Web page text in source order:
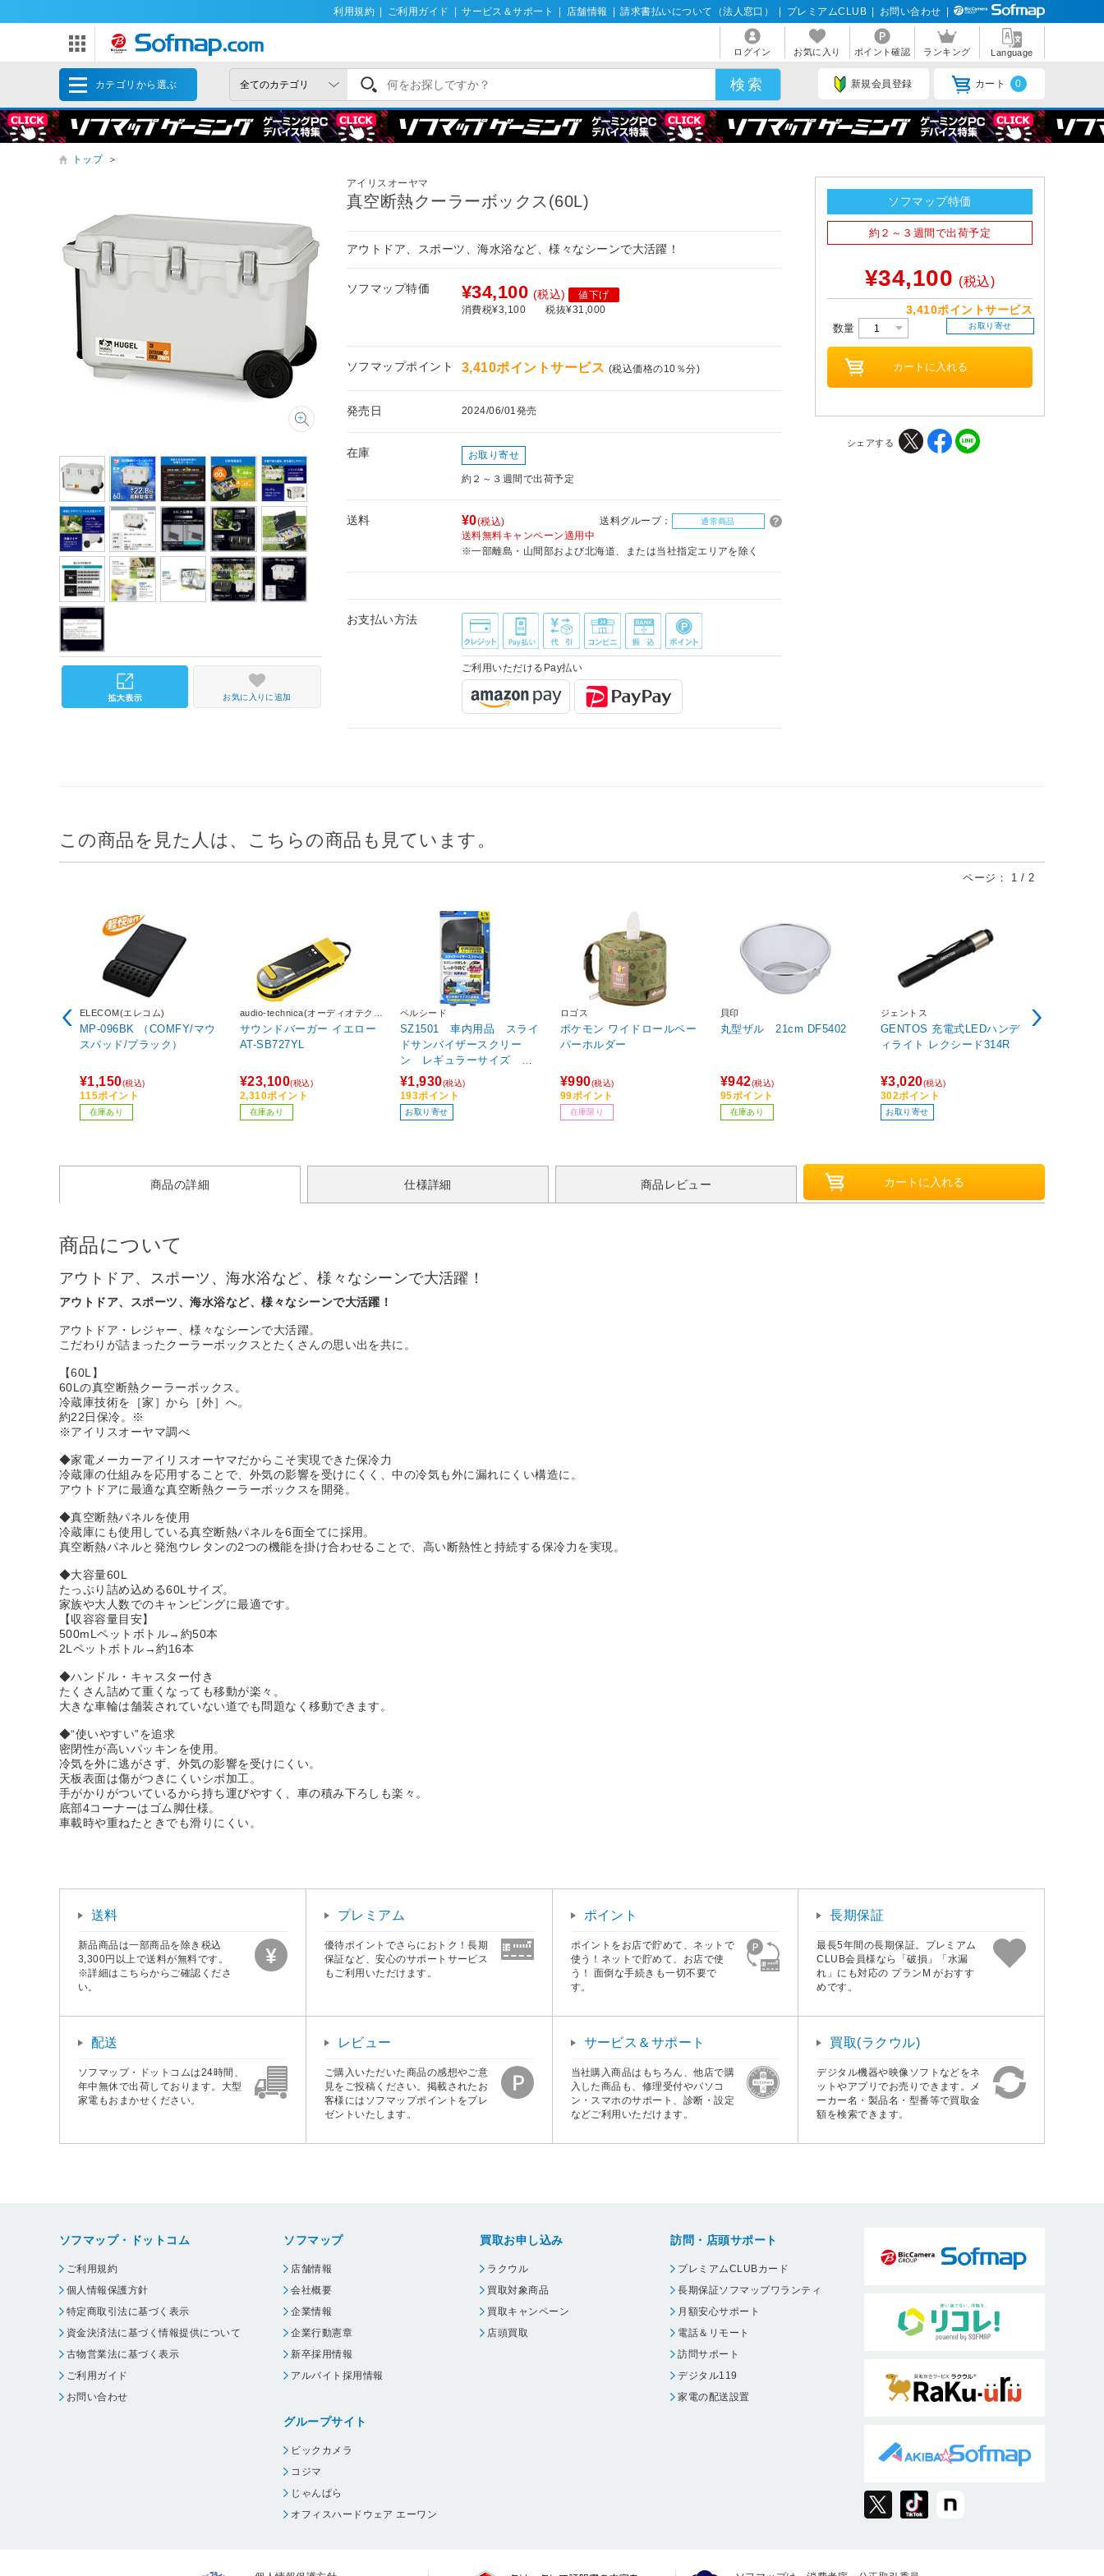
利用規約 ご利用ガイド サービス＆サポート 店舗情報 請求書払いについて（法人窓口） プレミアムCLUB お問い合わせ
ログイン お気に入り ポイント確認 ランキング Language
カテゴリから選ぶ 新規会員登録 カート 0
トップ ＞
アイリスオーヤマ
真空断熱クーラーボックス(60L)
アウトドア、スポーツ、海水浴など、様々なシーンで大活躍！
ソフマップ特価 ¥34,100 (税込)
値下げ
消費税¥3,100
税抜¥31,000
ソフマップポイント 3,410ポイントサービス (税込価格の10％分)
発売日 2024/06/01発売
在庫 お取り寄せ
約２～３週間で出荷予定
送料 ¥0(税込) 送料グループ： 通常商品
送料無料キャンペーン適用中
※一部離島・山間部および北海道、または当社指定エリアを除く
お支払い方法
ご利用いただけるPay払い
お気に入りに追加
ソフマップ特価
約２～３週間で出荷予定
¥34,100 (税込)
3,410ポイントサービス
数量 お取り寄せ
シェアする
この商品を見た人は、こちらの商品も見ています。
ページ： 1 / 2
ELECOM(エレコム)
MP-096BK （COMFY/マウ
スパッド/ブラック）
¥1,150(税込)
115ポイント
在庫あり
audio-technica(オーディオテクニ
カ)
サウンドバーガー イエロー
AT-SB727YL
¥23,100(税込)
2,310ポイント
在庫あり
ペルシード
SZ1501 車内用品 スライ
ドサンバイザースクリー
ン レギュラーサイズ ブ
ラック スクリーンサイ
ズ：約160mm×345mm
¥1,930(税込)
193ポイント
お取り寄せ
ロゴス
ポケモン ワイドロールペー
パーホルダー
¥990(税込)
99ポイント
在庫限り
貝印
丸型ザル 21cm DF5402
¥942(税込)
95ポイント
在庫あり
ジェントス
GENTOS 充電式LEDハンデ
ィライト レクシード314R
¥3,020(税込)
302ポイント
お取り寄せ
商品の詳細 仕様詳細 商品レビュー
商品について
アウトドア、スポーツ、海水浴など、様々なシーンで大活躍！
アウトドア、スポーツ、海水浴など、様々なシーンで大活躍！
アウトドア・レジャー、様々なシーンで大活躍。
こだわりが詰まったクーラーボックスとたくさんの思い出を共に。
【60L】
60Lの真空断熱クーラーボックス。
冷蔵庫技術を［家］から［外］へ。
約22日保冷。※
※アイリスオーヤマ調べ
◆家電メーカーアイリスオーヤマだからこそ実現できた保冷力
冷蔵庫の仕組みを応用することで、外気の影響を受けにくく、中の冷気も外に漏れにくい構造に。
アウトドアに最適な真空断熱クーラーボックスを開発。
◆真空断熱パネルを使用
冷蔵庫にも使用している真空断熱パネルを6面全てに採用。
真空断熱パネルと発泡ウレタンの2つの機能を掛け合わせることで、高い断熱性と持続する保冷力を実現。
◆大容量60L
たっぷり詰め込める60Lサイズ。
家族や大人数でのキャンピングに最適です。
【収容容量目安】
500mLペットボトル→約50本
2Lペットボトル→約16本
◆ハンドル・キャスター付き
たくさん詰めて重くなっても移動が楽々。
大きな車輪は舗装されていない道でも問題なく移動できます。
◆“使いやすい”を追求
密閉性が高いパッキンを使用。
冷気を外に逃がさず、外気の影響を受けにくい。
天板表面は傷がつきにくいシボ加工。
手がかりがついているから持ち運びやすく、車の積み下ろしも楽々。
底部4コーナーはゴム脚仕様。
車載時や重ねたときでも滑りにくい。
送料
新品商品は一部商品を除き税込
3,300円以上で送料が無料です。
※詳細はこちらからご確認くださ
い。
プレミアム
優待ポイントでさらにおトク！長期
保証など、安心のサポートサービス
もご利用いただけます。
ポイント
ポイントをお店で貯めて、ネットで
使う！ネットで貯めて、お店で使
う！ 面倒な手続きも一切不要で
す。
長期保証
最長5年間の長期保証。プレミアム
CLUB会員様なら「破損」「水漏
れ」にも対応の プランM がおすす
めです。
配送
ソフマップ・ドットコムは24時間、
年中無休で出荷しております。大型
家電もおまかせください。
レビュー
ご購入いただいた商品の感想やご意
見をご投稿ください。掲載されたお
客様にはソフマップポイントをプレ
ゼントいたします。
サービス＆サポート
当社購入商品はもちろん、他店で購
入した商品も、修理受付やパソコ
ン・スマホのサポート、診断・設定
などご利用いただけます。
買取(ラクウル)
デジタル機器や映像ソフトなどをネ
ットやアプリでお売りできます。メ
ーカー名・製品名・型番等で買取金
額を検索できます。
ソフマップ・ドットコム
ご利用規約
個人情報保護方針
特定商取引法に基づく表示
資金決済法に基づく情報提供について
古物営業法に基づく表示
ご利用ガイド
お問い合わせ
ソフマップ
店舗情報
会社概要
企業情報
企業行動憲章
新卒採用情報
アルバイト採用情報
グループサイト
ビックカメラ
コジマ
じゃんぱら
オフィスハードウェア エーワン
買取お申し込み
ラクウル
買取対象商品
買取キャンペーン
店頭買取
訪問・店頭サポート
プレミアムCLUBカード
長期保証ソフマップワランティ
月額安心サポート
電話＆リモート
訪問サポート
デジタル119
家電の配送設置